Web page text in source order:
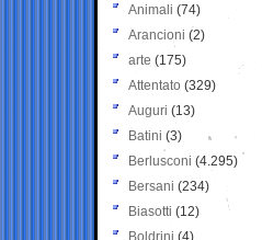
Animali (74)
Arancioni (2)
arte (175)
Attentato (329)
Auguri (13)
Batini (3)
Berlusconi (4.295)
Bersani (234)
Biasotti (12)
Boldrini (4)